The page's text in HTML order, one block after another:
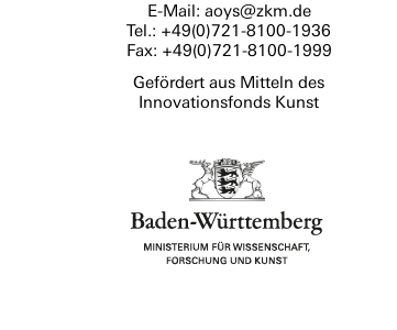
E-Mail: aoys@zkm.de
Tel.: +49(0)721-8100-1936
Fax: +49(0)721-8100-1999
Gefördert aus Mitteln des
Innovationsfonds Kunst